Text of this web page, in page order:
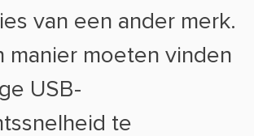
van een ander merk.
manier moeten vinden
USB-
te